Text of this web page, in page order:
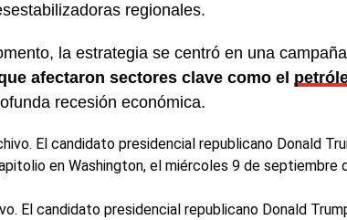
regionales.
la estrategia se centró en una
afectaron sectores clave como el
recesión económica.
El candidato presidencial republicano Donald